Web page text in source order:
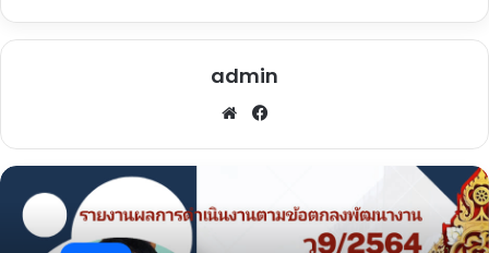
admin
Website